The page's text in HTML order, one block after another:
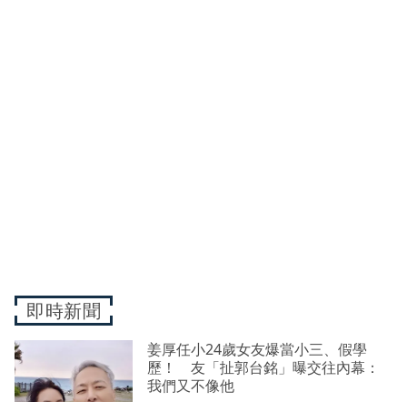
即時新聞
姜厚任小24歲女友爆當小三、假學
歷！ 友「扯郭台銘」曝交往內幕：
我們又不像他